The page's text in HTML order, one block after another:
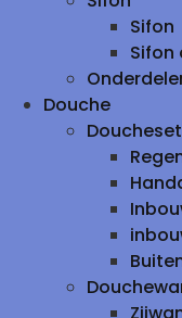
Sifon
Sifon
Douche